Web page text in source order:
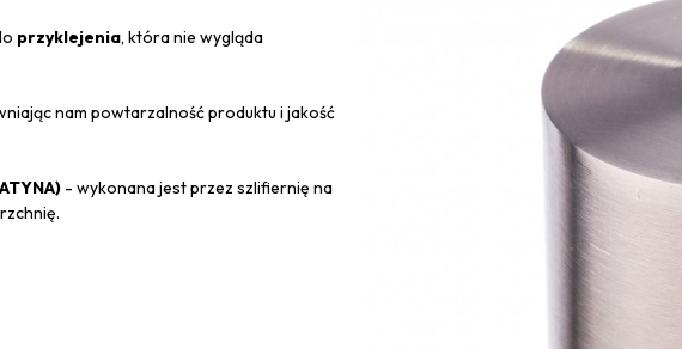
przyklejenia, która nie wygląda
nam powtarzalność produktu i jakość
- wykonana jest przez szlifiernię na